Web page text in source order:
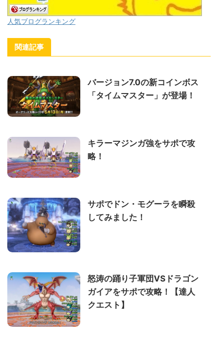
人気ブログランキング
関連記事
バージョン7.0の新コインボス
「タイムマスター」が登場！
キラーマジンガ強をサポで攻
略！
サポでドン・モグーラを瞬殺
してみました！
怒涛の踊り子軍団VSドラゴン
ガイアをサポで攻略！【達人
クエスト】